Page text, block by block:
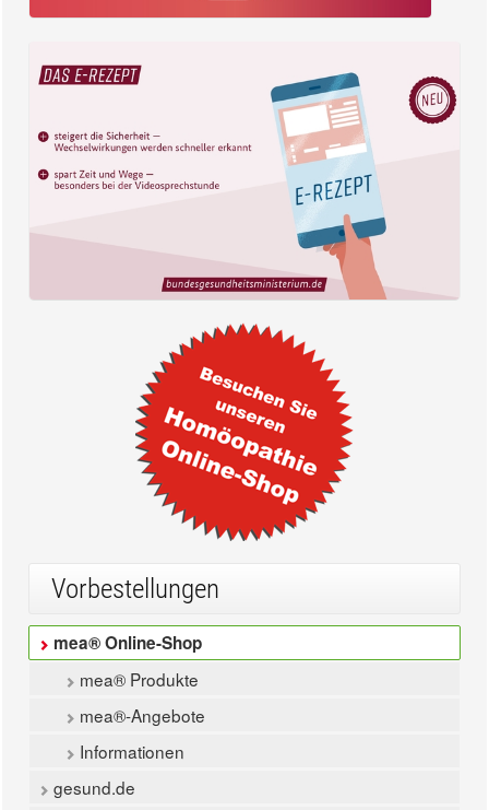
Vorbestellungen
mea® Online-Shop
mea® Produkte
mea®-Angebote
Informationen
gesund.de